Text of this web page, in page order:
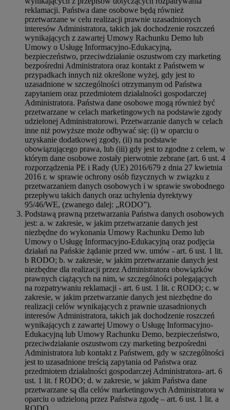
reklamacji. Państwa dane osobowe będą również
przetwarzane w celu realizacji prawnie uzasadnionych
interesów Administratora, takich jak dochodzenie roszczeń
wynikających z zawartej Umowy Rachunku Demo lub
Umowy o Usługę Informacyjno-Edukacyjną,
bezpieczeństwo, przeciwdziałanie oszustwom czy marketing
bezpośredni Administratora oraz kontakt z Państwem w
przypadkach innych niż określone wyżej, gdy jest to
uzasadnione w szczególności otrzymanym od Państwa
zapytaniem oraz przedmiotem działalności gospodarczej
Administratora. Państwa dane osobowe mogą również być
przetwarzane w celach marketingowych na podstawie zgody
udzielonej Administratorowi. Przetwarzanie danych w celach
inne niż powyższe może odbywać się: (i) w oparciu o
uzyskanie dodatkowej zgody, (ii) na podstawie
obowiązującego prawa, lub (iii) gdy jest to zgodne z celem, w
którym dane osobowe zostały pierwotnie zebrane (art. 6 ust. 4
rozporządzenia PE i Rady (UE) 2016/679 z dnia 27 kwietnia
2016 r. w sprawie ochrony osób fizycznych w związku z
przetwarzaniem danych osobowych i w sprawie swobodnego
przepływu takich danych oraz uchylenia dyrektywy
95/46/WE, (zwanego dalej: „RODO”).
Podstawą prawną przetwarzania Państwa danych osobowych
jest: a. w zakresie, w jakim przetwarzanie danych jest
niezbędne do wykonania Umowy Rachunku Demo lub
Umowy o Usługę Informacyjno-Edukacyjną oraz podjęcia
działań na Pańskie żądanie przed ww. umów - art. 6 ust. 1 lit.
b RODO; b. w zakresie, w jakim przetwarzanie danych jest
niezbędne dla realizacji przez Administratora obowiązków
prawnych ciążących na nim, w szczególności polegających
na rozpatrywaniu reklamacji - art. 6 ust. 1 lit. c RODO; c. w
zakresie, w jakim przetwarzanie danych jest niezbędne do
realizacji celów wynikających z prawnie uzasadnionych
interesów Administratora, takich jak dochodzenie roszczeń
wynikających z zawartej Umowy o Usługę Informacyjno-
Edukacyjną lub Umowy Rachunku Demo, bezpieczeństwo,
przeciwdziałanie oszustwom czy marketing bezpośredni
Administratora lub kontakt z Państwem, gdy w szczególności
jest to uzasadnione treścią zapytania od Państwa oraz
przedmiotem działalności gospodarczej Administratora- art. 6
ust. 1 lit. f RODO; d. w zakresie, w jakim Państwa dane
przetwarzane są dla celów marketingowych Administratora w
oparciu o udzieloną przez Państwa zgodę – art. 6 ust. 1 lit. a
RODO.